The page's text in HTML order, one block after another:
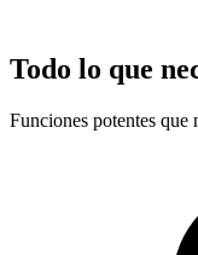
Todo lo que
Funciones potentes que